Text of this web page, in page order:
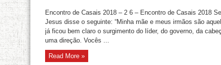
Encontro de Casais 2018 – 2 6 – Encontro de Casais
Jesus disse o seguinte: “Minha mãe e meus irmãos são
já ficou bem claro o surgimento do líder, do governo, da
uma direção. Vocês ...
Read More »